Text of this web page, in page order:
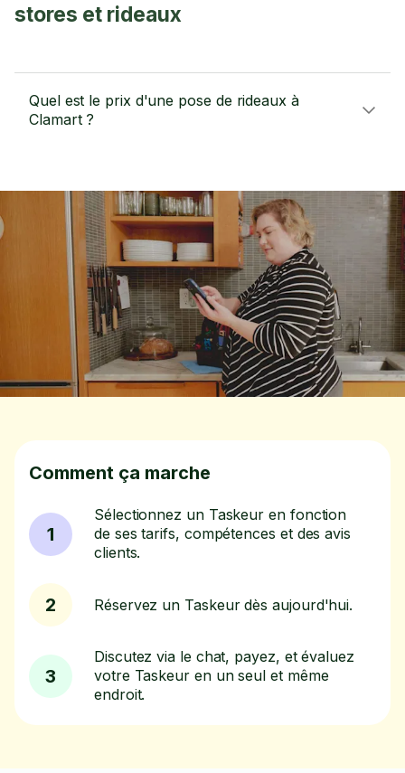
stores et rideaux
Quel est le prix d'une pose de rideaux à
Clamart ?
Comment ça marche
1
Sélectionnez un Taskeur en fonction
de ses tarifs, compétences et des avis
clients.
2 Réservez un Taskeur dès aujourd'hui.
3
Discutez via le chat, payez, et évaluez
votre Taskeur en un seul et même
endroit.